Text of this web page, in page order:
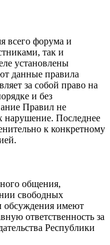
всего форума и
так и
установлены
данные правила
за собой право на
и без
Правил не
нарушение. Последнее
к конкретному
общения,
свободных
обсуждения имеют
ответственность за
Республики